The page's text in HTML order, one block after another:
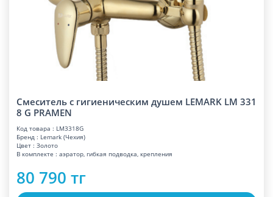
Смеситель с гигиеническим душем LEMARK LM 331
8 G PRAMEN
Код товара : LM3318G
Бренд : Lemark (Чехия)
Цвет : Золото
В комплекте : аэратор, гибкая подводка, крепления
80 790 тг